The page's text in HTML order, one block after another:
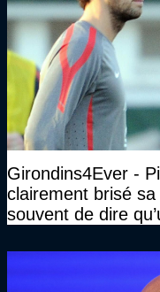
Girondins4Ever -
clairement brisé
souvent de dire